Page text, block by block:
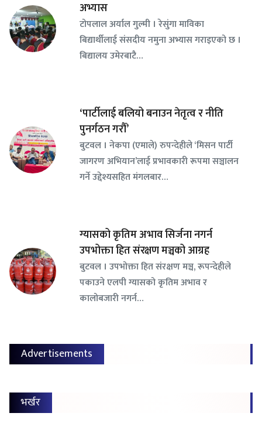
अभ्यास
टोपलाल अर्याल गुल्मी । रेसुंगा माविका
बिद्यार्थीलाई संसदीय नमुना अभ्यास गराइएको छ ।
बिद्यालय उमेरबाटै…
‘पार्टीलाई बलियो बनाउन नेतृत्व र नीति
पुनर्गठन गरौँ’
बुटवल । नेकपा (एमाले) रुपन्देहीले ‘मिसन पार्टी
जागरण अभियान’लाई प्रभावकारी रूपमा सञ्चालन
गर्ने उद्देश्यसहित मंगलबार…
ग्यासको कृतिम अभाव सिर्जना नगर्न
उपभोक्ता हित संरक्षण मञ्चको आग्रह
बुटवल । उपभोक्ता हित संरक्षण मञ्च, रूपन्देहीले
पकाउने एलपी ग्यासको कृतिम अभाव र
कालोबजारी नगर्न…
Advertisements
भर्खर